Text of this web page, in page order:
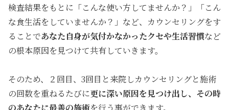
検査結果をもとに「こんな使い方してませんか？」「こん
な食生活をしていませんか？」など、カウンセリングをす
ることであなた自身が気付かなかったクセや生活習慣など
の根本原因を見つけて共有していきます。
そのため、２回目、3回目と来院しカウンセリングと施術
の回数を重ねるたびに更に深い原因を見つけ出し、その時